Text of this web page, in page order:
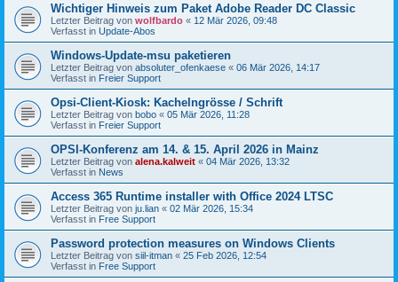
Wichtiger Hinweis zum Paket Adobe Reader DC Classic
Letzter Beitrag von wolfbardo « 12 Mär 2026, 09:48
Verfasst in Update-Abos
Windows-Update-msu paketieren
Letzter Beitrag von absoluter_ofenkaese « 06 Mär 2026, 14:17
Verfasst in Freier Support
Opsi-Client-Kiosk: Kachelngrösse / Schrift
Letzter Beitrag von bobo « 05 Mär 2026, 11:28
Verfasst in Freier Support
OPSI-Konferenz am 14. & 15. April 2026 in Mainz
Letzter Beitrag von alena.kalweit « 04 Mär 2026, 13:32
Verfasst in News
Access 365 Runtime installer with Office 2024 LTSC
Letzter Beitrag von ju.lian « 02 Mär 2026, 15:34
Verfasst in Free Support
Password protection measures on Windows Clients
Letzter Beitrag von siil-itman « 25 Feb 2026, 12:54
Verfasst in Free Support